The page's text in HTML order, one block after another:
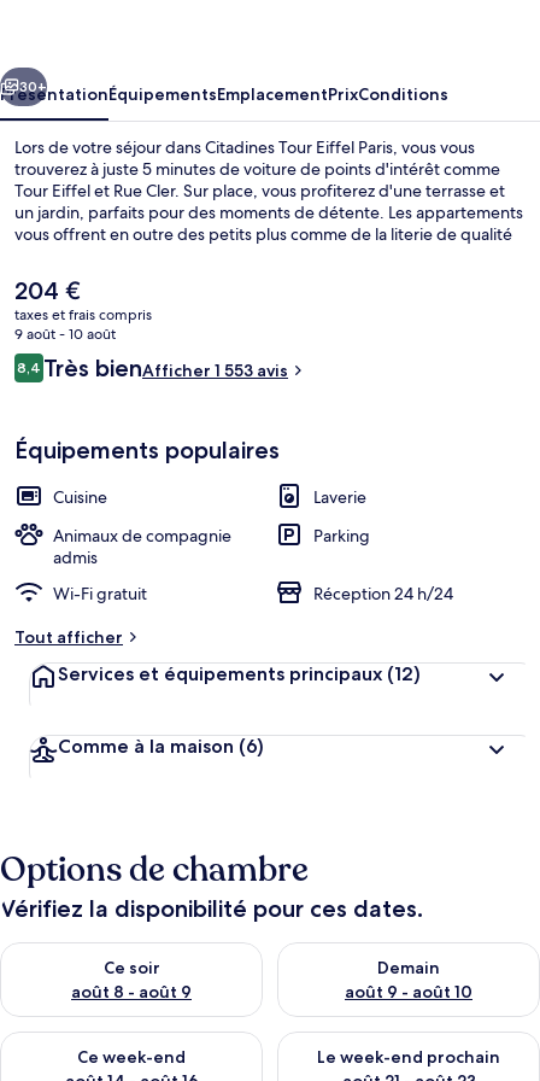
Suivant
30+
PrésentationÉquipementsEmplacementPrixConditions
Lors de votre séjour dans Citadines Tour Eiffel Paris, vous vous
trouverez à juste 5 minutes de voiture de points d'intérêt comme
Tour Eiffel et Rue Cler. Sur place, vous profiterez d'une terrasse et
un jardin, parfaits pour des moments de détente. Les appartements
vous offrent en outre des petits plus comme de la literie de qualité
voyageurs adorent le personnel attentionné et la présentation
générale. Quelques minutes de marche seulement séparent
l'hébergement des transports publics : Station de métro La Motte-
Picquet - Grenelle est accessible en quelques foulées et Station de
métro Avenue Émile-Zola se situe à 4 min à pied.
Le
prix
actuel
est
de
204 €
taxes et frais compris
9 août - 10 août
Avis
voyageurs
8,48,4 sur 10
Très bienAfficher 1 553 avis
Équipements populaires
Cuisine
Laverie
Animaux de compagnie
admis
Parking
Wi-Fi gratuit
Réception 24 h/24
Tout afficher
Services et équipements principaux (12)
Comme à la maison (6)
Options de chambre
Vérifiez la disponibilité pour ces dates.
Ce soir
août 8 - août 9
Vérifier la disponibilité pour ce soir août 8 - août 9
Demain
août 9 - août 10
Vérifier la disponibilité pour
Ce week-end
Vérifier la disponibilité pour ce week-end août 14 - août 16
Le week-end prochain
Vérifier la disponibilité pour